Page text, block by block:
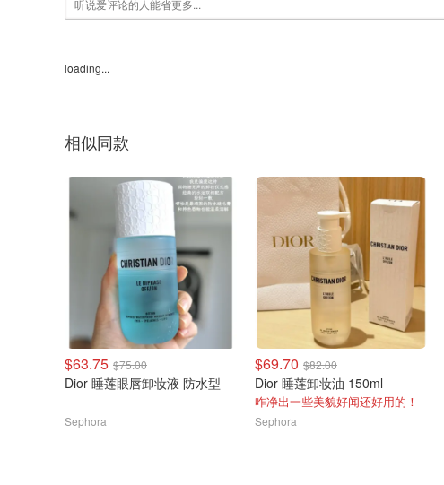
loading...
相似同款
$63.75 $75.00
Dior 睡莲眼唇卸妆液 防水型
Sephora
$69.70 $82.00
Dior 睡莲卸妆油 150ml
咋净出一些美貌好闻还好用的！
Sephora